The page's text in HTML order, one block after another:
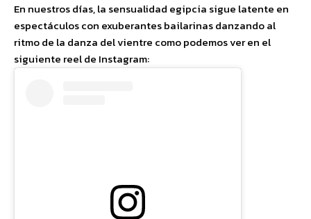
En nuestros días, la sensualidad egipcia sigue latente en
espectáculos con exuberantes bailarinas danzando al
ritmo de la danza del vientre como podemos ver en el
siguiente reel de Instagram: